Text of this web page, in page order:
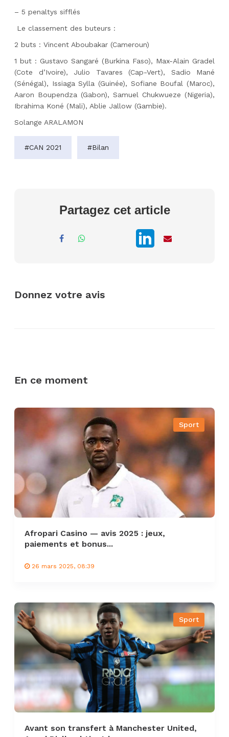
– 5 penaltys sifflés
Le classement des buteurs :
2 buts : Vincent Aboubakar (Cameroun)
1 but : Gustavo Sangaré (Burkina Faso), Max-Alain Gradel
(Cote d’Ivoire), Julio Tavares (Cap-Vert), Sadio Mané
(Sénégal), Issiaga Sylla (Guinée), Sofiane Boufal (Maroc),
Aaron Boupendza (Gabon), Samuel Chukwueze (Nigeria),
Ibrahima Koné (Mali), Ablie Jallow (Gambie).
Solange ARALAMON
#CAN 2021 #Bilan
Partagez cet article
Donnez votre avis
En ce moment
Sport
Afropari Casino — avis 2025 : jeux,
paiements et bonus...
26 mars 2025, 08:39
Sport
Avant son transfert à Manchester United,